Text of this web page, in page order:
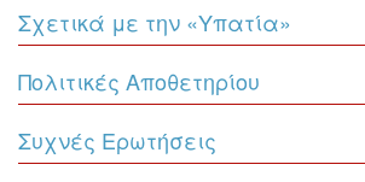
Σχετικά με την «Υπατία»
Πολιτικές Αποθετηρίου
Συχνές Ερωτήσεις